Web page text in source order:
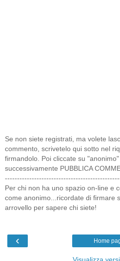
Se non siete registrati, ma volete
commento, scrivetelo qui sotto nel
firmandolo. Poi cliccate su "anonimo"
successivamente PUBBLICA
Per chi non ha uno spazio on-line e
come anonimo...ricordate di firmare
arrovello per sapere chi siete!
‹ Home
Visualizza